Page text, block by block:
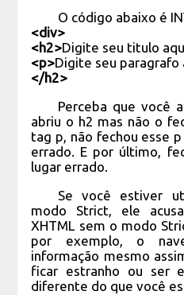
O código abaixo é
<div>
<h2>Digite seu titulo
<p>Digite seu paragrafo
</h2>
Perceba que você
abriu o h2 mas não o
tag p, não fechou esse
errado. E por último,
lugar errado.
Se você estiver
modo Strict, ele
XHTML sem o modo
por exemplo, o
informação mesmo
ficar estranho ou ser
diferente do que você